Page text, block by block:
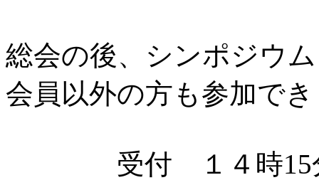
総会の後、シンポジウ
会員以外の方も参加で
受付 １４時15